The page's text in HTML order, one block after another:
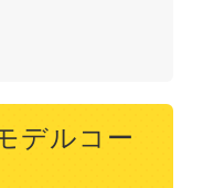
デルコー